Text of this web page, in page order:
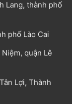
Lang, thành phố
phố Lào Cai
quận Lê
Lợi, Thành